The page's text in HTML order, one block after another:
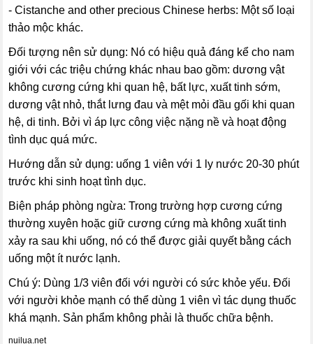
- Cistanche and other precious Chinese herbs: Một số loại
thảo mộc khác.
Đối tượng nên sử dụng: Nó có hiệu quả đáng kể cho nam
giới với các triệu chứng khác nhau bao gồm: dương vật
không cương cứng khi quan hệ, bất lực, xuất tinh sớm,
dương vật nhỏ, thắt lưng đau và mệt mỏi đầu gối khi quan
hệ, di tinh. Bởi vì áp lực công việc nặng nề và hoạt động
tình dục quá mức.
Hướng dẫn sử dụng: uống 1 viên với 1 ly nước 20-30 phút
trước khi sinh hoạt tình dục.
Biện pháp phòng ngừa: Trong trường hợp cương cứng
thường xuyên hoặc giữ cương cứng mà không xuất tinh
xảy ra sau khi uống, nó có thể được giải quyết bằng cách
uống một ít nước lạnh.
Chú ý: Dùng 1/3 viên đối với người có sức khỏe yếu. Đối
với người khỏe mạnh có thể dùng 1 viên vì tác dụng thuốc
khá mạnh. Sản phẩm không phải là thuốc chữa bệnh.
nuilua.net